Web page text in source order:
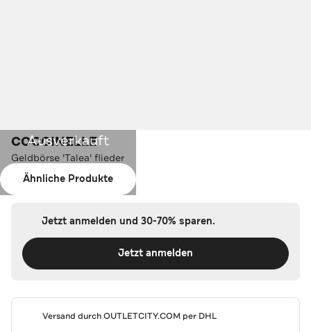
Ausverkauft
Ähnliche Produkte
COCCINELLE
Geldbörse 'Talea' flieder
Farbe:flieder-gold
Jetzt anmelden und 30-70% sparen.
Jetzt anmelden
Versand durchOUTLETCITY.COM per DHL